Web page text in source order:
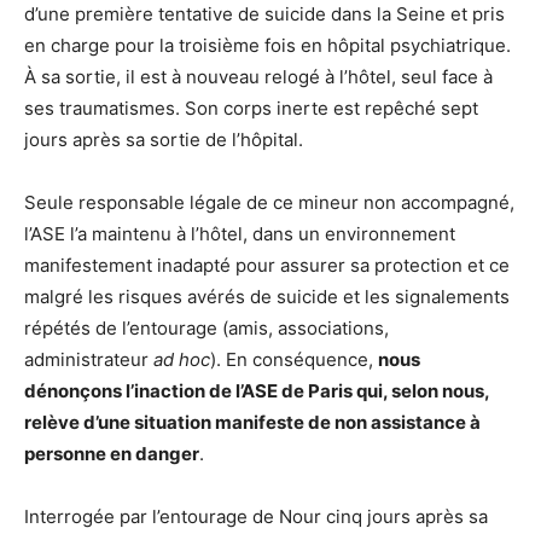
d’une première tentative de suicide dans la Seine et pris
en charge pour la troisième fois en hôpital psychiatrique.
À sa sortie, il est à nouveau relogé à l’hôtel, seul face à
ses traumatismes. Son corps inerte est repêché sept
jours après sa sortie de l’hôpital.
Seule responsable légale de ce mineur non accompagné,
l’ASE l’a maintenu à l’hôtel, dans un environnement
manifestement inadapté pour assurer sa protection et ce
malgré les risques avérés de suicide et les signalements
répétés de l’entourage (amis, associations,
administrateur ad hoc). En conséquence, nous
dénonçons l’inaction de l’ASE de Paris qui, selon nous,
relève d’une situation manifeste de non assistance à
personne en danger.
Interrogée par l’entourage de Nour cinq jours après sa